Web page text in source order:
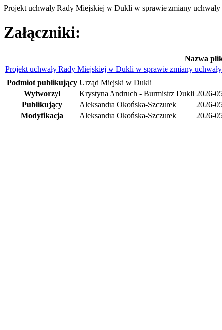
Projekt uchwały Rady Miejskiej w Dukli w sprawie zmiany
Załączniki:
Nazwa
Projekt uchwały Rady Miejskiej w Dukli w sprawie zmiany
Podmiot publikujący Urząd Miejski w Dukli
Wytworzył
Krystyna Andruch - Burmistrz Dukli 2026-
Publikujący
Aleksandra Okońska-Szczurek
2026-
Modyfikacja
Aleksandra Okońska-Szczurek 2026-